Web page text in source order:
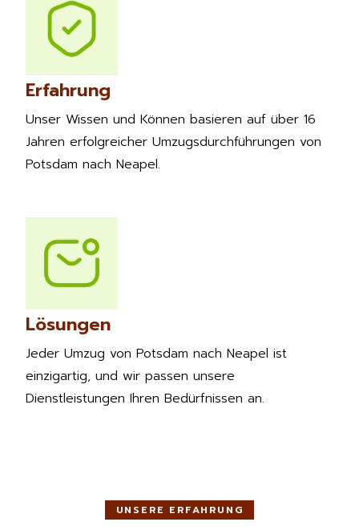
Erfahrung
Unser Wissen und Können basieren auf über 16
Jahren erfolgreicher Umzugsdurchführungen von
Potsdam nach Neapel.
Lösungen
Jeder Umzug von Potsdam nach Neapel ist
einzigartig, und wir passen unsere
Dienstleistungen Ihren Bedürfnissen an.
UNSERE ERFAHRUNG